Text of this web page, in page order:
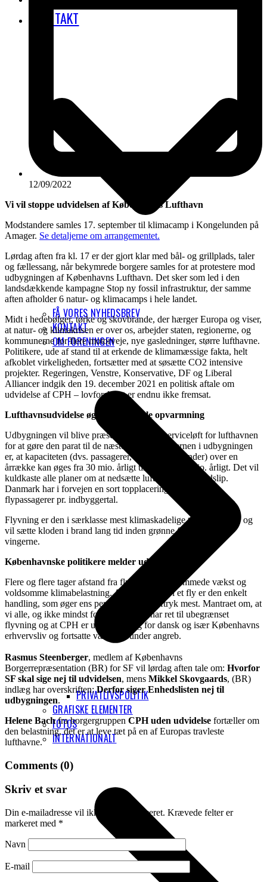
KONTAKT
FÅ VORES NYHEDSBREV
KONTAKT
OM FORENINGEN
PRIVATLIVSPOLITIK
GRAFISKE ELEMENTER
FOTOS
INTERNATIONALT
12/09/2022
Vi vil stoppe udvidelsen af Københavns Lufthavn
Modstandere samles 17. september til klimacamp i Kongelunden på
Amager. Se detaljerne om arrangementet.
Lørdag aften fra kl. 17 er der gjort klar med bål- og grillplads, taler
og fællessang, når bekymrede borgere samles for at protestere mod
udbygningen af Københavns Lufthavn. Det sker som led i den
landsdækkende kampagne Stop ny fossil infrastruktur, der samme
aften afholder 6 natur- og klimacamps i hele landet.
Midt i hedebølger, tørke og skovbrande, der hærger Europa og viser,
at natur- og klimakrisen er over os, arbejder staten, regionerne, og
kommunerne for flere motorveje, nye gasledninger, større lufthavne.
Politikere, ude af stand til at erkende de klimamæssige fakta, helt
afkoblet virkeligheden, fortsætter med at søsætte CO2 intensive
projekter. Regeringen, Venstre, Konservative, DF og Liberal
Alliancer indgik den 19. december 2021 en politisk aftale om
udvidelse af CPH – lovforslaget er endnu ikke fremsat.
Lufthavnsudvidelse øger den globale opvarmning
Udbygningen vil blive præsenteret som et serviceløft for lufthavnen
for at gøre den parat til de næste årtier. Men kernen i udbygningen
er, at kapaciteten (dvs. passagerer, der letter og lander) over en
årrække kan øges fra 30 mio. årligt til 50 eller 60 mio. årligt. Det vil
kuldkaste alle planer om at nedsætte luftfartens CO2 udslip.
Danmark har i forvejen en sort topplacering med mange
flypassagerer pr. indbyggertal.
Flyvning er den i særklasse mest klimaskadelige transportform, og
vil sætte kloden i brand lang tid inden grønne fly kommer på
vingerne.
Københavnske politikere melder ud
Flere og flere tager afstand fra flyvningens uhæmmede vækst og
voldsomme klimabelastning. At sætte sig op i et fly er den enkelt
handling, som øger ens personlige CO2 aftryk mest. Mantraet om, at
vi alle, og ikke mindst forretningsfolk, har ret til ubegrænset
flyvning og at CPH er uomgængelig for dansk og især Københavns
erhvervsliv og fortsatte vækst, er under angreb.
Rasmus Steenberger, medlem af Københavns
Borgerrepræsentation (BR) for SF vil lørdag aften tale om: Hvorfor
SF skal sige nej til udvidelsen, mens Mikkel Skovgaards, (BR)
indlæg har overskriften:Derfor siger Enhedslisten nej til
udbygningen.
Helene Bachfra borgergruppen CPH uden udvidelse fortæller om
den belastning, det er at leve tæt på en af Europas travleste
lufthavne.
Comments (0)
Skriv et svar
Din e-mailadresse vil ikke blive publiceret. Krævede felter er
markeret med *
Navn
E-mail